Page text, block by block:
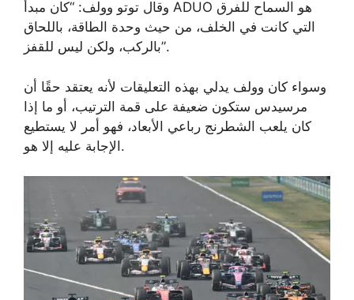
وقال توتو وولف: “كان مبدأ ADUO هو السماح للفرق
التي كانت في الخلف، من حيث وحدة الطاقة، باللحاق
بالركب، ولكن ليس للقفز”.
وسواء كان وولف يدلي بهذه التعليقات لأنه يعتقد حقًا أن
مرسيدس ستكون ضعيفة على قمة الترتيب، أو ما إذا
كان يلعب الشطرنج رباعي الأبعاد، فهو أمر لا يستطيع
الإجابة عليه إلا هو.